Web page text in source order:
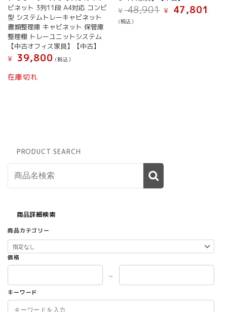
ビネット 3列11段 A4対応 コンビ
型 システムトレーキャビネット
書類整理庫 キャビネット 保管庫
整理棚 トレーユニットシステム
【中古オフィス家具】【中古】
¥
39,800 (税込）
在庫切れ
¥48,901 元
の
¥ 47,801
(税込）
PRODUCT SEARCH
商品詳細検索
商品カテゴリー
価格
～
キーワード